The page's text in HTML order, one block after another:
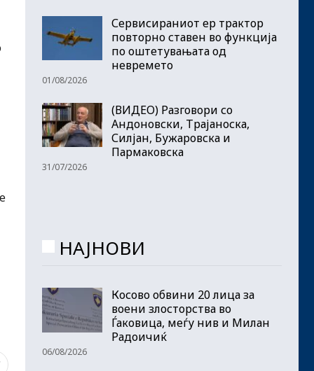
Сервисираниот ер трактор
повторно ставен во функција
по оштетувањата од
невремето
01/08/2026
(ВИДЕО) Разговори со
Андоновски, Трајаноска,
Силјан, Бужаровска и
Пармаковска
31/07/2026
НАЈНОВИ
Косово обвини 20 лица за
воени злосторства во
Ѓаковица, меѓу нив и Милан
Радоичиќ
06/08/2026